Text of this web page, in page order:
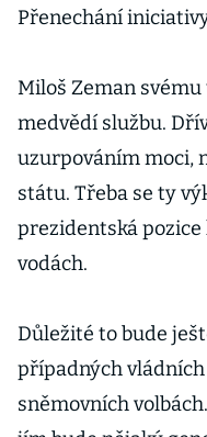
Přenechání
Miloš Zeman
medvědí službu.
uzurpováním moci,
státu. Třeba se ty
prezidentská
vodách.
Důležité to bude
případných
sněmovních